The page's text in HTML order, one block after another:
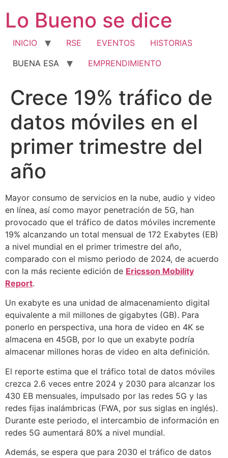
contenido
Lo Bueno se dice
INICIO RSE EVENTOS
HISTORIAS
BUENA ESA
EMPRENDIMIENTO
Crece 19% tráfico de
datos móviles en el
primer trimestre del
año
Mayor consumo de servicios en la nube, audio y video
en línea, así como mayor penetración de 5G, han
provocado que el tráfico de datos móviles incremente
19% alcanzando un total mensual de 172 Exabytes (EB)
a nivel mundial en el primer trimestre del año,
comparado con el mismo periodo de 2024, de acuerdo
con la más reciente edición de Ericsson Mobility
Report.
Un exabyte es una unidad de almacenamiento digital
equivalente a mil millones de gigabytes (GB). Para
ponerlo en perspectiva, una hora de video en 4K se
almacena en 45GB, por lo que un exabyte podría
almacenar millones horas de video en alta definición.
El reporte estima que el tráfico total de datos móviles
crezca 2.6 veces entre 2024 y 2030 para alcanzar los
430 EB mensuales, impulsado por las redes 5G y las
redes fijas inalámbricas (FWA, por sus siglas en inglés).
Durante este periodo, el intercambio de información en
redes 5G aumentará 80% a nivel mundial.
Además, se espera que para 2030 el tráfico de datos